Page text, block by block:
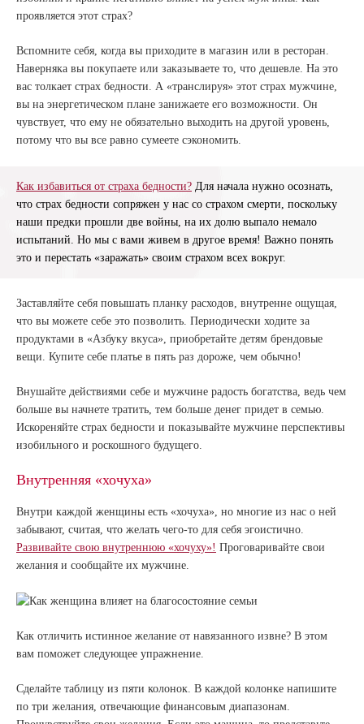
проявляется этот страх?
Вспомните себя, когда вы приходите в магазин или в ресторан.
Наверняка вы покупаете или заказываете то, что дешевле. На это
вас толкает страх бедности. А «транслируя» этот страх мужчине,
вы на энергетическом плане занижаете его возможности. Он
чувствует, что ему не обязательно выходить на другой уровень,
потому что вы все равно сумеете сэкономить.
Как избавиться от страха бедности? Для начала нужно осознать,
что страх бедности сопряжен у нас со страхом смерти, поскольку
наши предки прошли две войны, на их долю выпало немало
испытаний. Но мы с вами живем в другое время! Важно понять
это и перестать «заражать» своим страхом всех вокруг.
Заставляйте себя повышать планку расходов, внутренне ощущая,
что вы можете себе это позволить. Периодически ходите за
продуктами в «Азбуку вкуса», приобретайте детям брендовые
вещи. Купите себе платье в пять раз дороже, чем обычно!
Внушайте действиями себе и мужчине радость богатства, ведь чем
больше вы начнете тратить, тем больше денег придет в семью.
Искореняйте страх бедности и показывайте мужчине перспективы
изобильного и роскошного будущего.
Внутренняя «хочуха»
Внутри каждой женщины есть «хочуха», но многие из нас о ней
забывают, считая, что желать чего-то для себя эгоистично.
Развивайте свою внутреннюю «хочуху»! Проговаривайте свои
желания и сообщайте их мужчине.
Как отличить истинное желание от навязанного извне? В этом
вам поможет следующее упражнение.
Сделайте таблицу из пяти колонок. В каждой колонке напишите
по три желания, отвечающие финансовым диапазонам.